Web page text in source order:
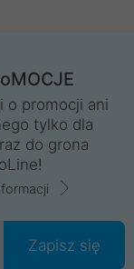
o promocji ani
tylko dla
do grona
Zapisz się